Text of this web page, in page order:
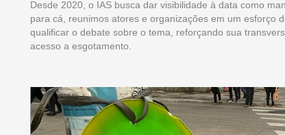
Desde 2020, o IAS busca dar visibilidade à data como
para cá, reunimos atores e organizações em um esforço
qualificar o debate sobre o tema, reforçando sua
acesso a esgotamento.